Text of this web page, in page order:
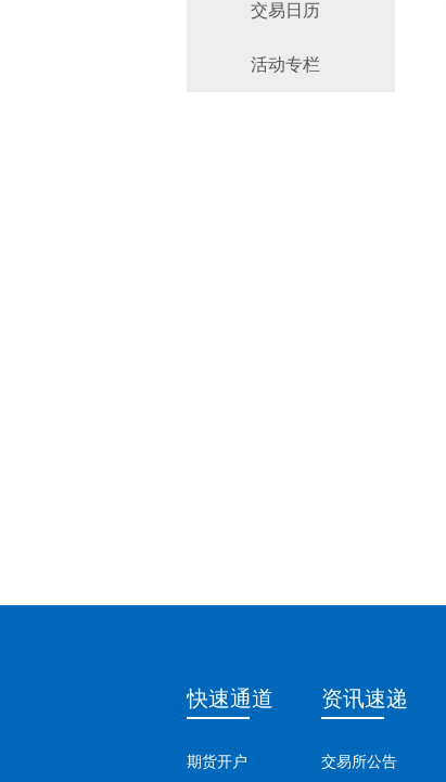
交易日历
活动专栏
快速通道
期货开户
资讯速递
交易所公告